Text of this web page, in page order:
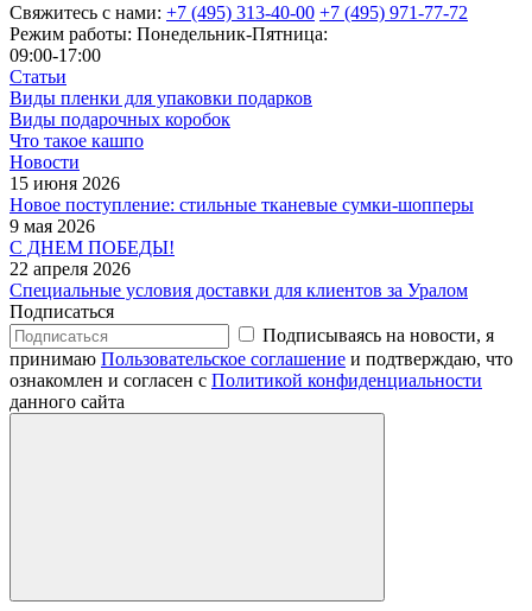
Свяжитесь с нами: +7 (495) 313-40-00 +7 (495) 971-77-72
Режим работы: Понедельник-Пятница:
09:00-17:00
Статьи
Виды пленки для упаковки подарков
Виды подарочных коробок
Что такое кашпо
Новости
15 июня 2026
Новое поступление: стильные тканевые сумки-шопперы
9 мая 2026
С ДНЕМ ПОБЕДЫ!
22 апреля 2026
Специальные условия доставки для клиентов за Уралом
Подписаться
Подписываясь на новости, я
принимаю Пользовательское соглашение и подтверждаю, что
ознакомлен и согласен с Политикой конфиденциальности
данного сайта